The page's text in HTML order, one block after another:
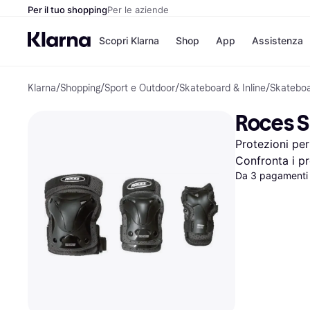
Per il tuo shoppingPer le aziende
Scopri Klarna
Opzioni di
Paga ora
Paga in 3 rate
Paga dopo 30 giorni
Finanziamento
Shop
Negozi
Unieuro
Media
eBay
Zalando
App Assistenza
Klarna/Shopping/Sport e Outdoor/Skateboard & Inline/
Roces
Protezioni
Confronta i
Da 3